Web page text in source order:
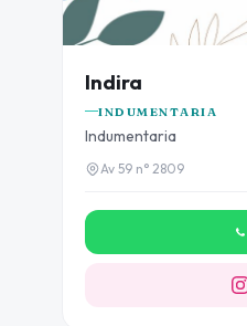
Indira
INDUMENTARIA
Indumentaria
Av 59 n° 2809